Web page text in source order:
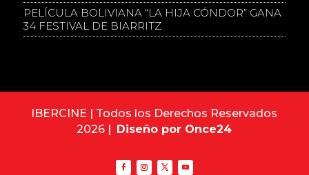
PELÍCULA BOLIVIANA “LA HIJA CÓNDOR” GANA
34 FESTIVAL DE BIARRITZ
IBERCINE | Todos los Derechos Reservados
2026 | Diseño por Once24